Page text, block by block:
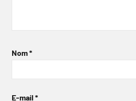
Nom*
E-mail *